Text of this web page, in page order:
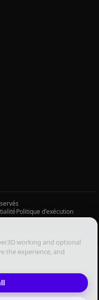
working and optional
the experience, and
Politique d'exécution